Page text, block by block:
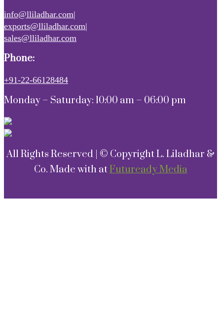
info@lliladhar.com|
exports@lliladhar.com|
sales@lliladhar.com
Phone:
+91-22-66128484
Monday – Saturday: 10:00 am – 06:00 pm
All Rights Reserved | © Copyright L. Liladhar &
Co. Made with atFutuready Media